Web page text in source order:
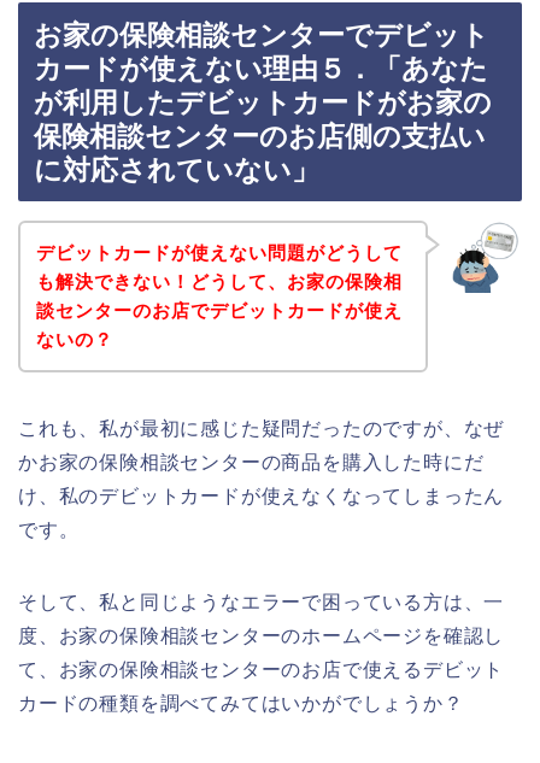
お家の保険相談センターでデビット
カードが使えない理由５．「あなた
が利用したデビットカードがお家の
保険相談センターのお店側の支払い
に対応されていない」
デビットカードが使えない問題がどうして
も解決できない！どうして、お家の保険相
談センターのお店でデビットカードが使え
ないの？
これも、私が最初に感じた疑問だったのですが、なぜ
かお家の保険相談センターの商品を購入した時にだ
け、私のデビットカードが使えなくなってしまったん
です。
そして、私と同じようなエラーで困っている方は、一
度、お家の保険相談センターのホームページを確認し
て、お家の保険相談センターのお店で使えるデビット
カードの種類を調べてみてはいかがでしょうか？